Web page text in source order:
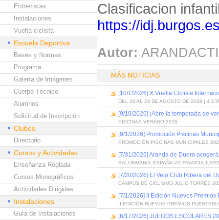
Entrevistas
Instalaciones
Vuelta ciclista
Escuela Deportiva
Bases y Normas
Programa
Galería de Imágenes
Cuerpo Técnico
Alumnos
Solicitud de Inscripción
Clubes
Directorio
Cursos y Actividades
Enseñanza Reglada
Cursos Monográficos
Actividades Dirigidas
Instalaciones
Guía de Instalaciones
Clasificacion
https://
Autor:
MÁS NOTICIAS
[10/1/2026] X Vuelta Ciclista
DEL 20 AL 23 DE AGOSTO DE 2026 | 4
[9/10/2026] ¡Abre la temporada de
PISCINAS VERANO 2026
[9/1/2026] Promoción Piscinas
PROMOCIÓN PISCINAS MUNICIPALES
[7/31/2026] Aranda de Duero
BALONMANO: ESPAÑA VS FRANCIA
[7/20/2026] El Velo Club Ribera del
CAMPUS DE CICLISMO JULIO TORRES
[7/1/2026] II Edición Nuevos Premios
II EDICIÓN NUEVOS PREMIOS
[6/17/2026] JUEGOS ESCOLARES